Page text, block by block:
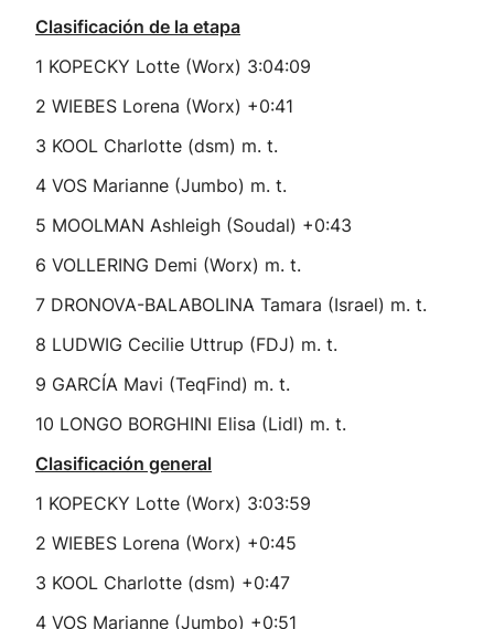
Clasificación de la etapa
1 KOPECKY Lotte (Worx) 3:04:09
2 WIEBES Lorena (Worx) +0:41
3 KOOL Charlotte (dsm) m. t.
4 VOS Marianne (Jumbo) m. t.
5 MOOLMAN Ashleigh (Soudal) +0:43
6 VOLLERING Demi (Worx) m. t.
7 DRONOVA-BALABOLINA Tamara (Israel) m. t.
8 LUDWIG Cecilie Uttrup (FDJ) m. t.
9 GARCÍA Mavi (TeqFind) m. t.
10 LONGO BORGHINI Elisa (Lidl) m. t.
Clasificación general
1 KOPECKY Lotte (Worx) 3:03:59
2 WIEBES Lorena (Worx) +0:45
3 KOOL Charlotte (dsm) +0:47
4 VOS Marianne (Jumbo) +0:51